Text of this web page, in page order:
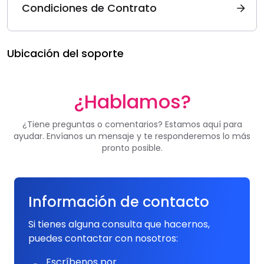
Condiciones de Contrato
Ubicación del soporte
¿Hablamos?
¿Tiene preguntas o comentarios? Estamos aquí para
ayudar. Envíanos un mensaje y te responderemos lo más
pronto posible.
Información de contacto
Si tienes alguna consulta que hacernos,
puedes contactar con nosotros: